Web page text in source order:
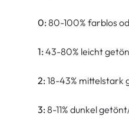
0: 80-100% farblos
1: 43-80% leicht
2: 18-43% mittelstark
3: 8-11% dunkel